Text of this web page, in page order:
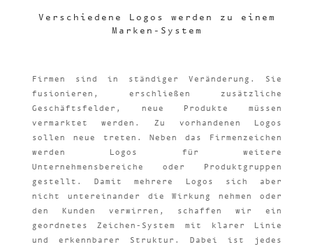
Verschiedene Logos werden zu einem
Marken-System
Firmen sind in ständiger Veränderung. Sie
fusionieren, erschließen zusätzliche
Geschäftsfelder, neue Produkte müssen
vermarktet werden. Zu vorhandenen Logos
sollen neue treten. Neben das Firmenzeichen
werden Logos für weitere
Unternehmensbereiche oder Produktgruppen
gestellt. Damit mehrere Logos sich aber
nicht untereinander die Wirkung nehmen oder
den Kunden verwirren, schaffen wir ein
geordnetes Zeichen-System mit klarer Linie
und erkennbarer Struktur. Dabei ist jedes